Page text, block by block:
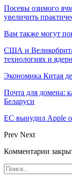
Посевы озимого
увеличить
Вам также могут
США и
технологиях и
Экономика Китая
Почта для домена:
Беларуси
ЕС вынудил Apple
Prev Next
Комментарии